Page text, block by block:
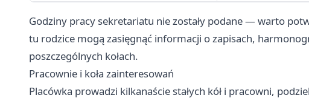
Godziny pracy sekretariatu nie zostały podane — warto
tu rodzice mogą zasięgnąć informacji o zapisach,
poszczególnych kołach.
Pracownie i koła zainteresowań
Placówka prowadzi kilkanaście stałych kół i pracowni,